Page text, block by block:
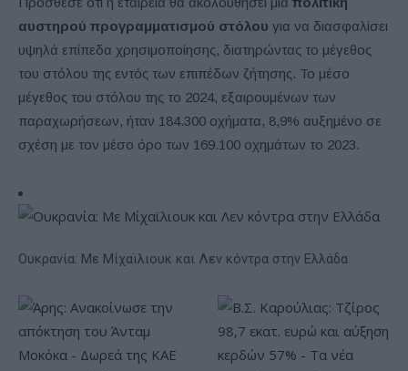
αυστηρού προγραμματισμού στόλου για να διασφαλίσει
υψηλά επίπεδα χρησιμοποίησης, διατηρώντας το μέγεθος
του στόλου της εντός των επιπέδων ζήτησης. Το μέσο
μέγεθος του στόλου της το 2024, εξαιρουμένων των
παραχωρήσεων, ήταν 184.300 οχήματα, 8,9% αυξημένο σε
σχέση με τον μέσο όρο των 169.100 οχημάτων το 2023.
Ουκρανία: Με Μίχαϊλιουκ και Λεν κόντρα στην Ελλάδα